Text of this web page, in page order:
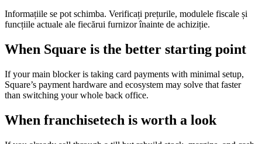
Informațiile se pot schimba. Verificați prețurile, modulele fiscale și
funcțiile actuale ale fiecărui furnizor înainte de achiziție.
When Square is the better starting point
If your main blocker is taking card payments with minimal setup,
Square’s payment hardware and ecosystem may solve that faster
than switching your whole back office.
When franchisetech is worth a look